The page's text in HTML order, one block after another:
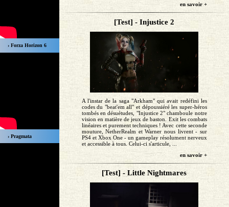
› Forza Horizon 6
› Pragmata
en savoir +
[Test] - Injustice 2
A l'instar de la saga "Arkham" qui avait redéfini les
codes du "beat'em all" et dépoussiéré les super-héros
tombés en désuétudes, "Injustice 2" chamboule notre
vision en matière de jeux de baston. Exit les combats
linéaires et purement techniques ! Avec cette seconde
mouture, NetherRealm et Warner nous livrent - sur
PS4 et Xbox One - un gameplay résolument nerveux
et accessible à tous. Celui-ci s'articule, ...
en savoir +
[Test] - Little Nightmares